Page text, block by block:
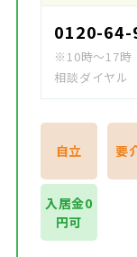
0120-64-
※10時～17時
相談ダイヤル
自立 要
入居金0
円可